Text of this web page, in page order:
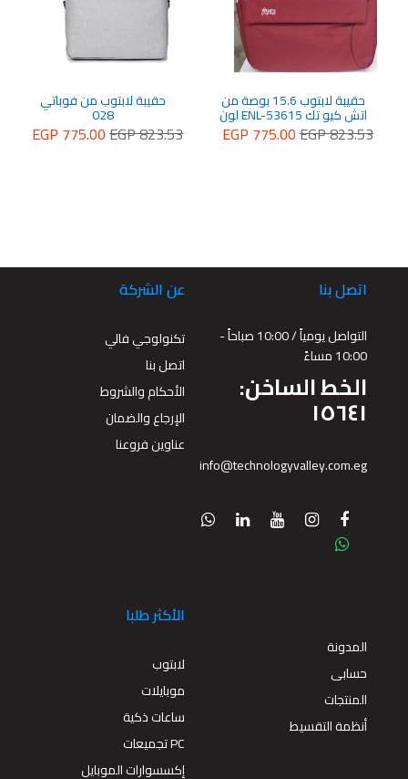
حقيبة لابتوب 15.6 بوصة من
اتش كيو تك ENL-53615 لون
احمرEGP 775.00EGP 823.53
حقيبة لابتوب من فوباتي
028
EGP 775.00EGP 823.53
اتصل بنا
التواصل يومياً / 10:00 صباحاً -
10:00 مساءً
الخط الساخن:
١٥٦٤١
info@technologyvalley.com.eg
عن الشركة
تكنولوجي فالي
اتصل بنا
الأحكام والشروط
الإرجاع والضمان
عناوين فروعنا
المدونة
حسابى
المنتجات
أنظمة التقسيط
الأكثر طلبا
لابتوب
موبايلات
ساعات ذكية
PC تجميعات
إكسسوارات الموبايل